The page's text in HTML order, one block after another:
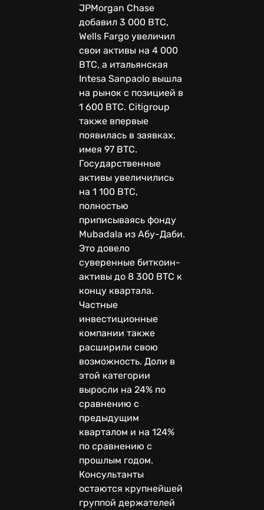
JPMorgan Chase
добавил 3 000 BTC,
Wells Fargo увеличил
свои активы на 4 000
BTC, а итальянская
Intesa Sanpaolo вышла
на рынок с позицией в
1 600 BTC. Citigroup
также впервые
появилась в заявках,
имея 97 BTC.
Государственные
активы увеличились
на 1 100 BTC,
полностью
приписываясь фонду
Mubadala из Абу-Даби.
Это довело
суверенные биткоин-
активы до 8 300 BTC к
концу квартала.
Частные
инвестиционные
компании также
расширили свою
возможность. Доли в
этой категории
выросли на 24% по
сравнению с
предыдущим
кварталом и на 124%
по сравнению с
прошлым годом.
Консультанты
остаются крупнейшей
группой держателей